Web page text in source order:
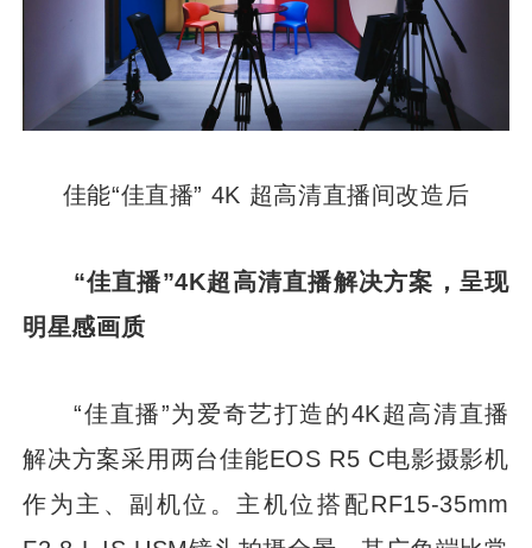
佳能“佳直播” 4K 超高清直播间改造后
“佳直播”4K超高清直播解决方案，呈现
明星感画质
“佳直播”为爱奇艺打造的4K超高清直播
解决方案采用两台佳能EOS R5 C电影摄影机
作为主、副机位。主机位搭配RF15-35mm